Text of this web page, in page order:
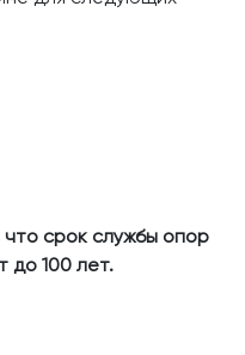
срок службы опор
до 100 лет.